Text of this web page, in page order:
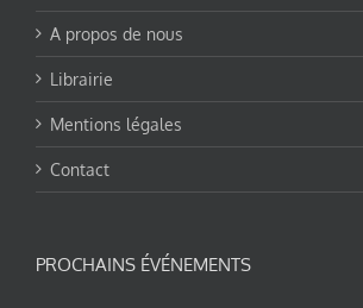
A propos de nous
Librairie
Mentions légales
Contact
PROCHAINS ÉVÉNEMENTS